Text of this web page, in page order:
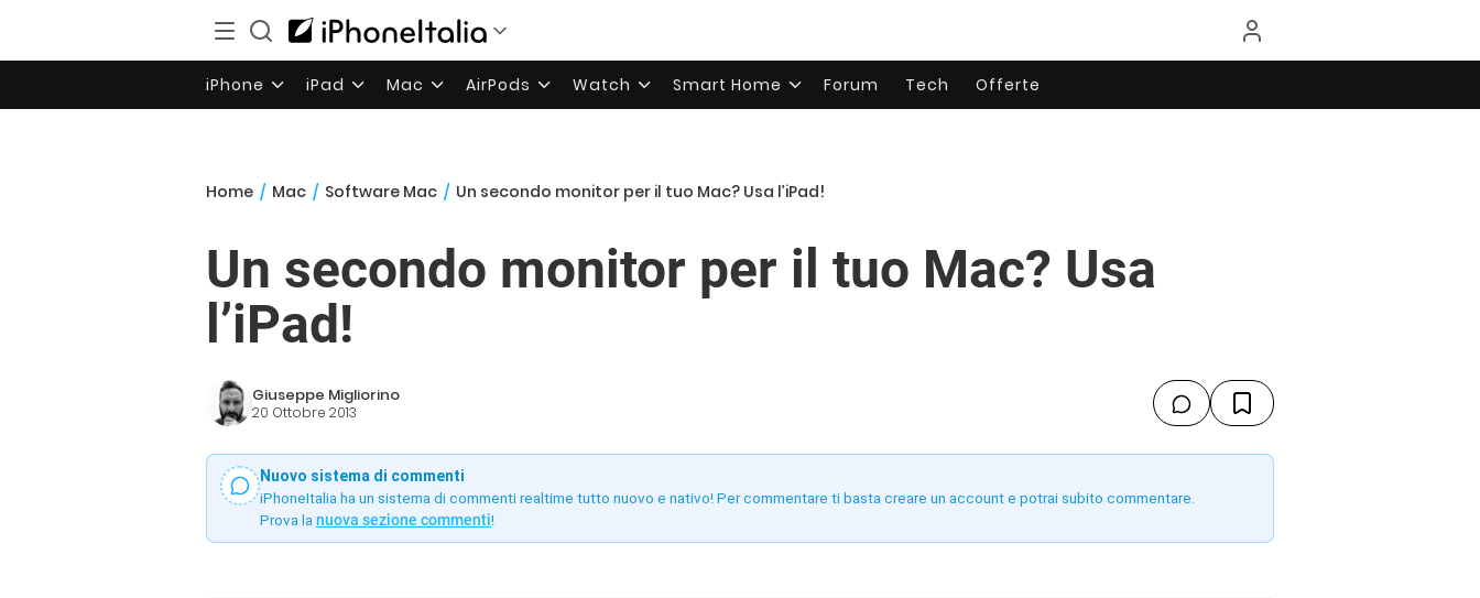
iPhone iPad Mac AirPods Watch Smart Home Forum Tech Offerte
Home / Mac / Software Mac / Un secondo monitor per il tuo Mac? Usa l’iPad!
Un secondo monitor per il tuo Mac? Usa
l’iPad!
Giuseppe Migliorino
20 Ottobre 2013
Nuovo sistema di commenti
iPhoneItalia ha un sistema di commenti realtime tutto nuovo e nativo! Per commentare ti basta creare un account e potrai subito commentare.
Prova la nuova sezione commenti!